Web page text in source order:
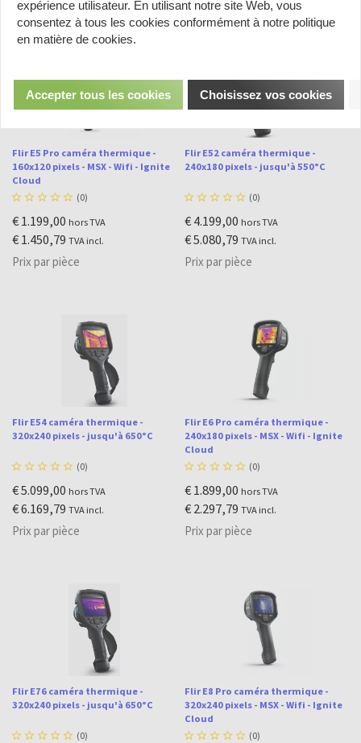
Flir E5 Pro caméra thermique -
160x120 pixels - MSX - Wifi - Ignite
Cloud
     (0)
€ 1.199,00 hors TVA
€ 1.450,79 TVA incl.
Prix par pièce
Flir E52 caméra thermique -
240x180 pixels - jusqu'à 550°C
     (0)
€ 4.199,00 hors TVA
€ 5.080,79 TVA incl.
Prix par pièce
Flir E54 caméra thermique -
320x240 pixels - jusqu'à 650°C
     (0)
€ 5.099,00 hors TVA
€ 6.169,79 TVA incl.
Prix par pièce
Flir E6 Pro caméra thermique -
240x180 pixels - MSX - Wifi - Ignite
Cloud
     (0)
€ 1.899,00 hors TVA
€ 2.297,79 TVA incl.
Prix par pièce
Flir E76 caméra thermique -
320x240 pixels - jusqu'à 650°C
     (0)
Flir E8 Pro caméra thermique -
320x240 pixels - MSX - Wifi - Ignite
Cloud
     (0)
expérience utilisateur. En utilisant notre site Web, vous
consentez à tous les cookies conformément à notre politique
en matière de cookies.
Accepter tous les cookies Choisissez vos cookies